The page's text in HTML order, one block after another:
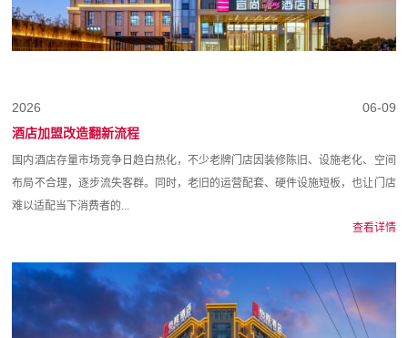
06-09
2026
酒店加盟改造翻新流程
国内酒店存量市场竞争日趋白热化，不少老牌门店因装修陈旧、设施老化、空间
布局不合理，逐步流失客群。同时，老旧的运营配套、硬件设施短板，也让门店
难以适配当下消费者的...
查看详情